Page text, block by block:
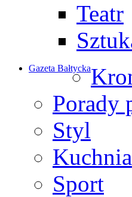
Teatr
Gazeta Bałtycka
Porady
Styl
Kuchnia
Sport